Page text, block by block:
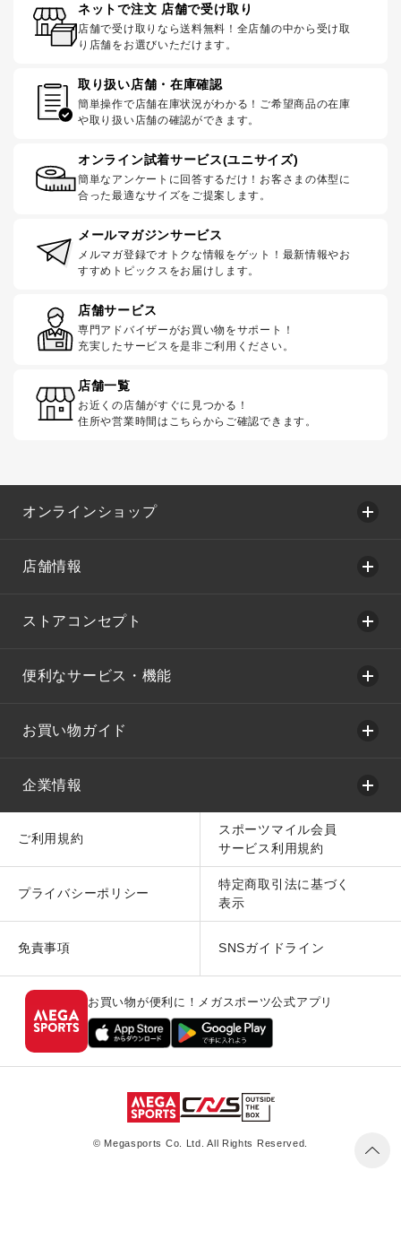
ネットで注文 店舗で受け取り
店舗で受け取りなら送料無料！全店舗の中から受け取
り店舗をお選びいただけます。
取り扱い店舗・在庫確認
簡単操作で店舗在庫状況がわかる！ご希望商品の在庫
や取り扱い店舗の確認ができます。
オンライン試着サービス(ユニサイズ)
簡単なアンケートに回答するだけ！お客さまの体型に
合った最適なサイズをご提案します。
メールマガジンサービス
メルマガ登録でオトクな情報をゲット！最新情報やお
すすめトピックスをお届けします。
店舗サービス
専門アドバイザーがお買い物をサポート！
充実したサービスを是非ご利用ください。
店舗一覧
お近くの店舗がすぐに見つかる！
住所や営業時間はこちらからご確認できます。
オンラインショップ
店舗情報
ストアコンセプト
便利なサービス・機能
お買い物ガイド
企業情報
ご利用規約
スポーツマイル会員
サービス利用規約
プライバシーポリシー
特定商取引法に基づく
表示
免責事項 SNSガイドライン
お買い物が便利に！メガスポーツ公式アプリ
© Megasports Co. Ltd. All Rights Reserved.